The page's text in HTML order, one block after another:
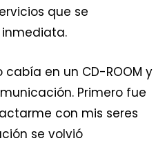
que se
en un CD-ROOM y
Primero fue
con mis seres
se volvió